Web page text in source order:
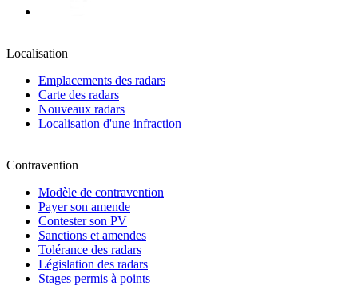
Localisation
Emplacements des radars
Carte des radars
Nouveaux radars
Localisation d'une infraction
Contravention
Modèle de contravention
Payer son amende
Contester son PV
Sanctions et amendes
Tolérance des radars
Législation des radars
Stages permis à points